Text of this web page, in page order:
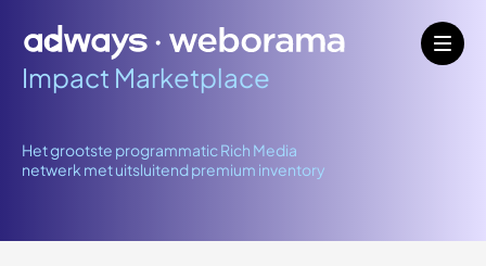
Impact Marketplace
Het grootste programmatic Rich Media
netwerk met uitsluitend premium inventory